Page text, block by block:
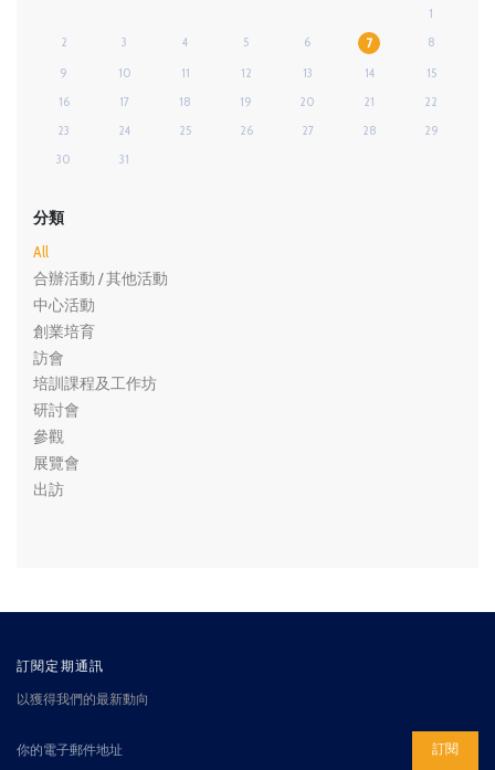
1
2
3 4 5 6 7
8
9
10 11 12 13 14
15
16
17 18 19 20 21
22
23
24 25 26 27 28
29
30
31
分類
All
合辦活動 / 其他活動
中心活動
創業培育
訪會
培訓課程及工作坊
研討會
參觀
展覽會
出訪
訂閱定期通訊
以獲得我們的最新動向
訂閱